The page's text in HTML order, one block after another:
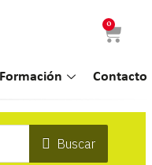
0
Formación Contacto
Buscar